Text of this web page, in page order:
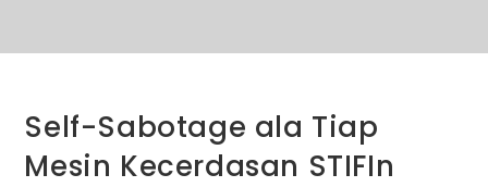
Self-Sabotage ala Tiap
Mesin Kecerdasan STIFIn